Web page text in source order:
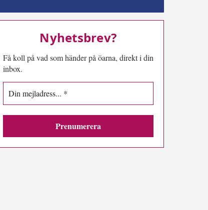
Nyhetsbrev?
Få koll på vad som händer på öarna, direkt i din
inbox.